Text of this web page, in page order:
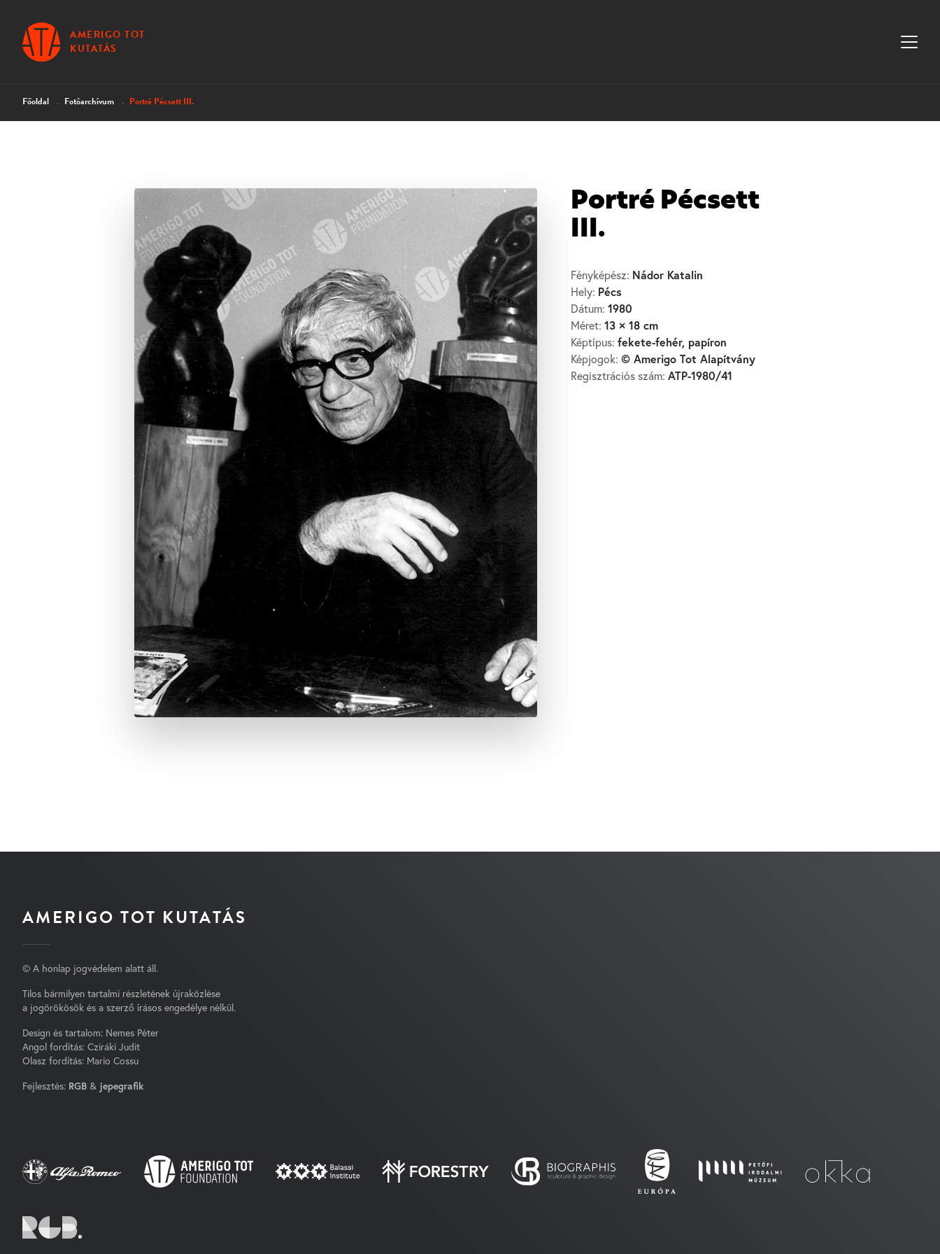
AMERIGO TOT
KUTATÁS
Főoldal Fotóarchívum Portré Pécsett III.
Portré Pécsett
III.
Fényképész: Nádor Katalin
Hely: Pécs
Dátum: 1980
Méret: 13 × 18 cm
Képtípus: fekete-fehér, papíron
Képjogok: © Amerigo Tot Alapítvány
Regisztrációs szám: ATP-1980/41
AMERIGO TOT KUTATÁS
© A honlap jogvédelem alatt áll.
Tilos bármilyen tartalmi részletének újraközlése
a jogörökösök és a szerző írásos engedélye nélkül.
Design és tartalom: Nemes Péter
Angol fordítás: Cziráki Judit
Olasz fordítás: Mario Cossu
Fejlesztés: RGB & jepegrafik